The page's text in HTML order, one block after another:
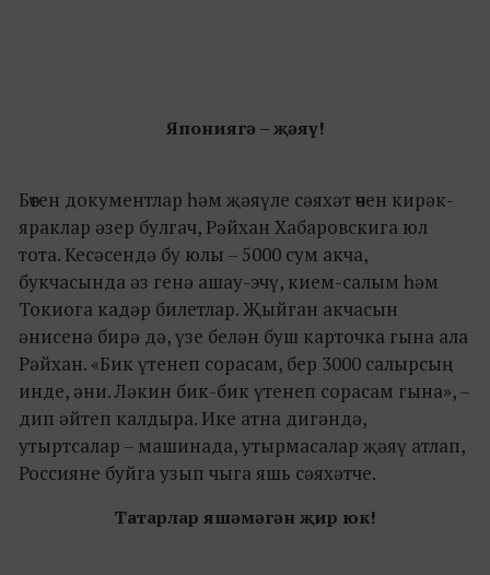
Япониягә – җәяү!
Бөтен документлар һәм җәяүле сәяхәт өчен кирәк-
яраклар әзер булгач, Рәйхан Хабаровскига юл
тота. Кесәсендә бу юлы – 5000 сум акча,
букчасында әз генә ашау-эчү, кием-салым һәм
Токиога кадәр билетлар. Җыйган акчасын
әнисенә бирә дә, үзе белән буш карточка гына ала
Рәйхан. «Бик үтенеп сорасам, бер 3000 салырсың
инде, әни. Ләкин бик-бик үтенеп сорасам гына», –
дип әйтеп калдыра. Ике атна дигәндә,
утыртсалар – машинада, утырмасалар җәяү атлап,
Россияне буйга узып чыга яшь сәяхәтче.
Татарлар яшәмәгән җир юк!